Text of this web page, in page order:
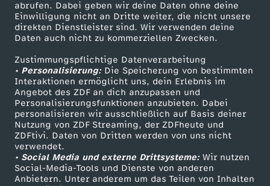
abrufen. Dabei geben wir deine Daten ohne deine
Einwilligung nicht an Dritte weiter, die nicht unsere
direkten Dienstleister sind. Wir verwenden deine
Daten auch nicht zu kommerziellen Zwecken.
Zustimmungspflichtige Datenverarbeitung
• Personalisierung:Die Speicherung von bestimmten
Interaktionen ermöglicht uns, dein Erlebnis im
Angebot des ZDF an dich anzupassen und
Personalisierungsfunktionen anzubieten. Dabei
personalisieren wir ausschließlich auf Basis deiner
Nutzung von ZDF Streaming, der ZDFheute und
ZDFtivi. Daten von Dritten werden von uns nicht
verwendet.
• Social Media und externe Drittsysteme:Wir nutzen
Social-Media-Tools und Dienste von anderen
Anbietern. Unter anderem um das Teilen von Inhalten
a
l
t
2
3
:
ZDF-Apps
Smart TV
ZDFtext
Livestreams
Sendungen A-Z
TV-Programm
ZDFmitreden
Kontakt zum ZDF
Tickets
Zuschauerservice
Hilfe
ZDF Unternehmen
Karriere